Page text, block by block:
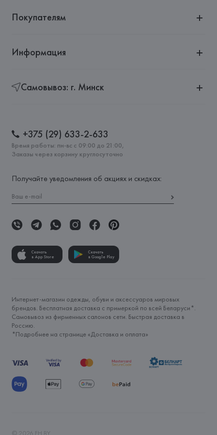
Покупателям
Информация
Самовывоз: г. Минск
+375 (29) 633-2-633
Время работы: пн-вс с 09:00 до 21:00,
Заказы через корзину круглосуточно
Получайте уведомления об акциях и скидках:
Скачать
в App Store
Скачать
в Google Play
Интернет-магазин одежды, обуви и аксессуаров мировых
брендов. Бесплатная доставка с примеркой по всей Беларуси*.
Самовывоз из фирменных салонов сети. Быстрая доставка в
Россию.
*Подробнее на странице «Доставка и оплата»
© 2026 FH.BY